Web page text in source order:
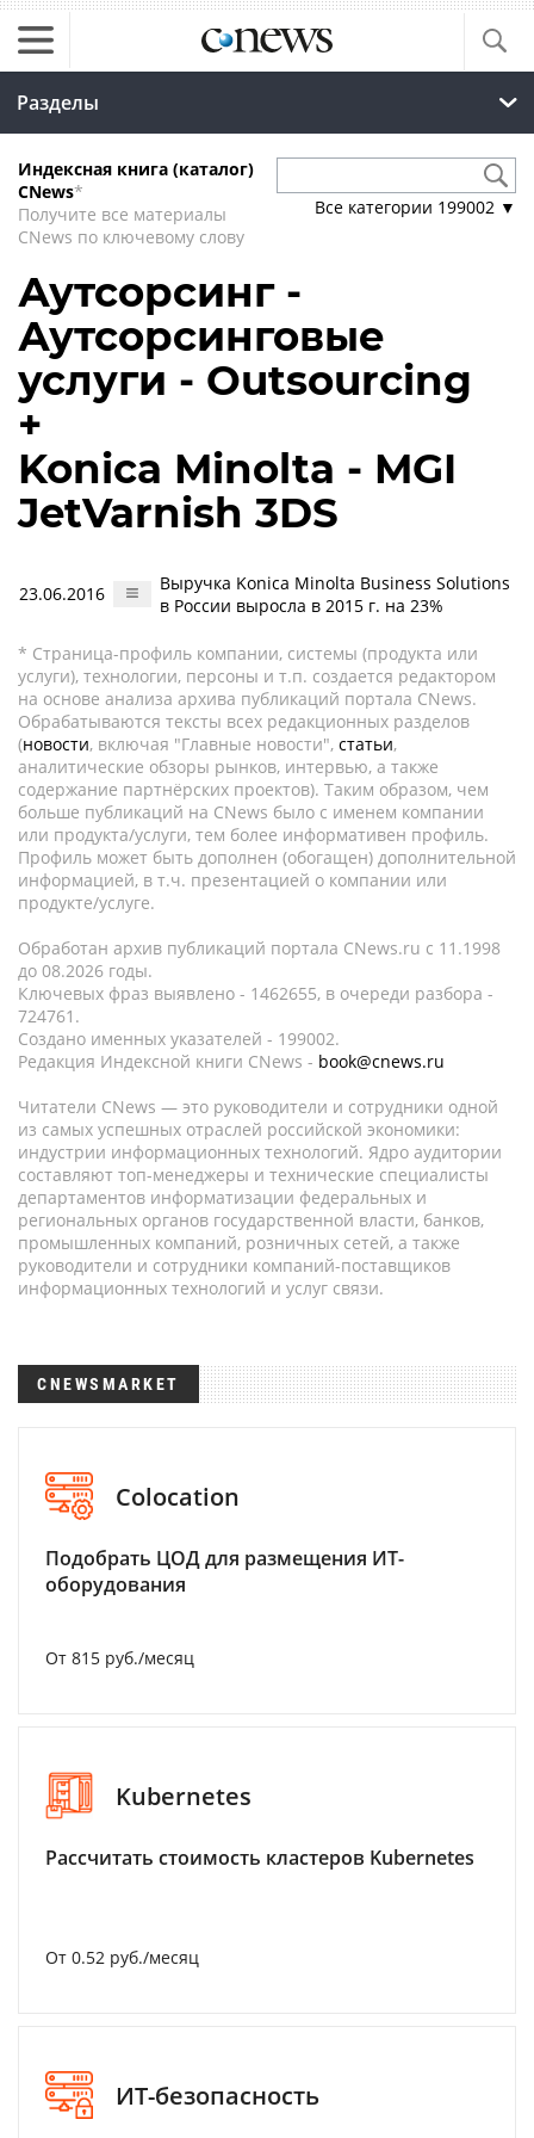
Разделы
Индексная книга (каталог)
CNews*
Получите все материалы
CNews по ключевому слову
Все категории 199002 ▼
Аутсорсинг -
Аутсорсинговые
услуги - Outsourcing
+
Konica Minolta - MGI
JetVarnish 3DS
23.06.2016
Выручка Konica Minolta Business Solutions
в России выросла в 2015 г. на 23%
* Страница-профиль компании, системы (продукта или
услуги), технологии, персоны и т.п. создается редактором
на основе анализа архива публикаций портала CNews.
Обрабатываются тексты всех редакционных разделов
(новости, включая "Главные новости", статьи,
аналитические обзоры рынков, интервью, а также
содержание партнёрских проектов). Таким образом, чем
больше публикаций на CNews было с именем компании
или продукта/услуги, тем более информативен профиль.
Профиль может быть дополнен (обогащен) дополнительной
информацией, в т.ч. презентацией о компании или
продукте/услуге.
Обработан архив публикаций портала CNews.ru c 11.1998
до 08.2026 годы.
Ключевых фраз выявлено - 1462655, в очереди разбора -
724761.
Создано именных указателей - 199002.
Редакция Индексной книги CNews - book@cnews.ru
Читатели CNews — это руководители и сотрудники одной
из самых успешных отраслей российской экономики:
индустрии информационных технологий. Ядро аудитории
составляют топ-менеджеры и технические специалисты
департаментов информатизации федеральных и
региональных органов государственной власти, банков,
промышленных компаний, розничных сетей, а также
руководители и сотрудники компаний-поставщиков
информационных технологий и услуг связи.
CNEWSMARKET
Colocation
Подобрать ЦОД для размещения ИТ-
оборудования
От 815 руб./месяц
Kubernetes
Рассчитать стоимость кластеров Kubernetes
От 0.52 руб./месяц
ИТ-безопасность